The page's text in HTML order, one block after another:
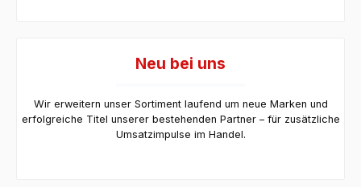
Neu bei uns
Wir erweitern unser Sortiment laufend um neue Marken und
erfolgreiche Titel unserer bestehenden Partner – für zusätzliche
Umsatzimpulse im Handel.